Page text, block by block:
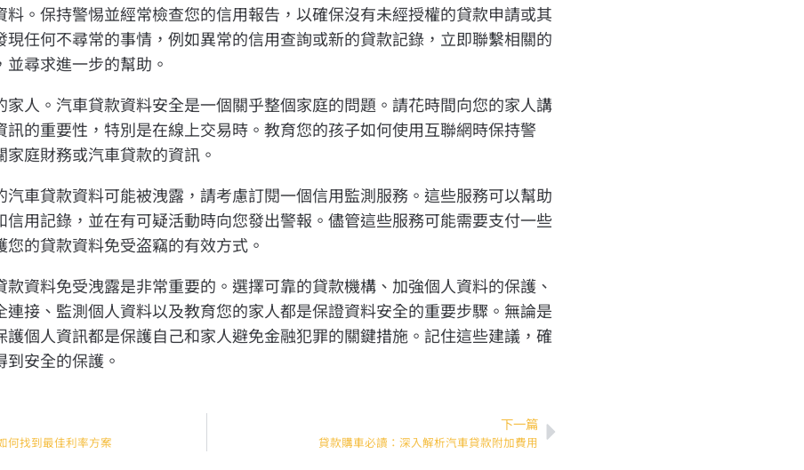
料。保持警惕並經常檢查您的信用報告，以確保沒有未經授權的貸款申請或其
現任何不尋常的事情，例如異常的信用查詢或新的貸款記錄，立即聯繫相關的
尋求進一步的幫助。
家人。汽車貸款資料安全是一個關乎整個家庭的問題。請花時間向您的家人講
訊的重要性，特別是在線上交易時。教育您的孩子如何使用互聯網時保持警
庭財務或汽車貸款的資訊。
汽車貸款資料可能被洩露，請考慮訂閱一個信用監測服務。這些服務可以幫助
信用記錄，並在有可疑活動時向您發出警報。儘管這些服務可能需要支付一些
的貸款資料免受盗竊的有效方式。
資料免受洩露是非常重要的。選擇可靠的貸款機構、加強個人資料的保護、
連接、監測個人資料以及教育您的家人都是保證資料安全的重要步驟。無論是
護個人資訊都是保護自己和家人避免金融犯罪的關鍵措施。記住這些建議，確
安全的保護。
何找到最佳利率方案
下一篇
貸款購車必讀：深入解析汽車貸款附加費用